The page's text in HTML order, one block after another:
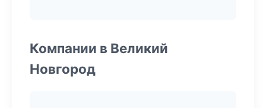
Компании в Великий
Новгород